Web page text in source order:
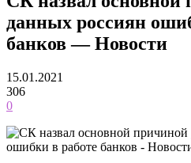
данных россиян
банков — Новости
15.01.2021
306
0